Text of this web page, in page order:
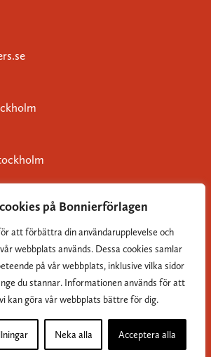
på Bonnierförlagen
att förbättra din användarupplevelse och
webbplats används. Dessa cookies samlar
på vår webbplats, inklusive vilka sidor
du stannar. Informationen används för att
kan göra vår webbplats bättre för dig.
Neka alla Acceptera alla
Om Bonnierförlagen
Cookies
Integritetspolicy